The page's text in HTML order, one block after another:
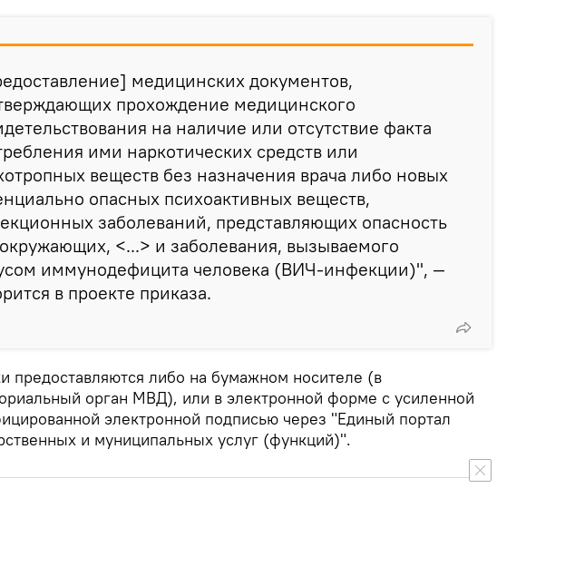
медицинских документов,
прохождение медицинского
на наличие или отсутствие факта
ими наркотических средств или
веществ без назначения врача либо новых
опасных психоактивных веществ,
заболеваний, представляющих опасность
<...> и заболевания, вызываемого
иммунодефицита человека (ВИЧ-инфекции)", —
в проекте приказа.
предоставляются либо на бумажном носителе (в
орган МВД), или в электронной форме с усиленной
электронной подписью через "Единый портал
и муниципальных услуг (функций)".